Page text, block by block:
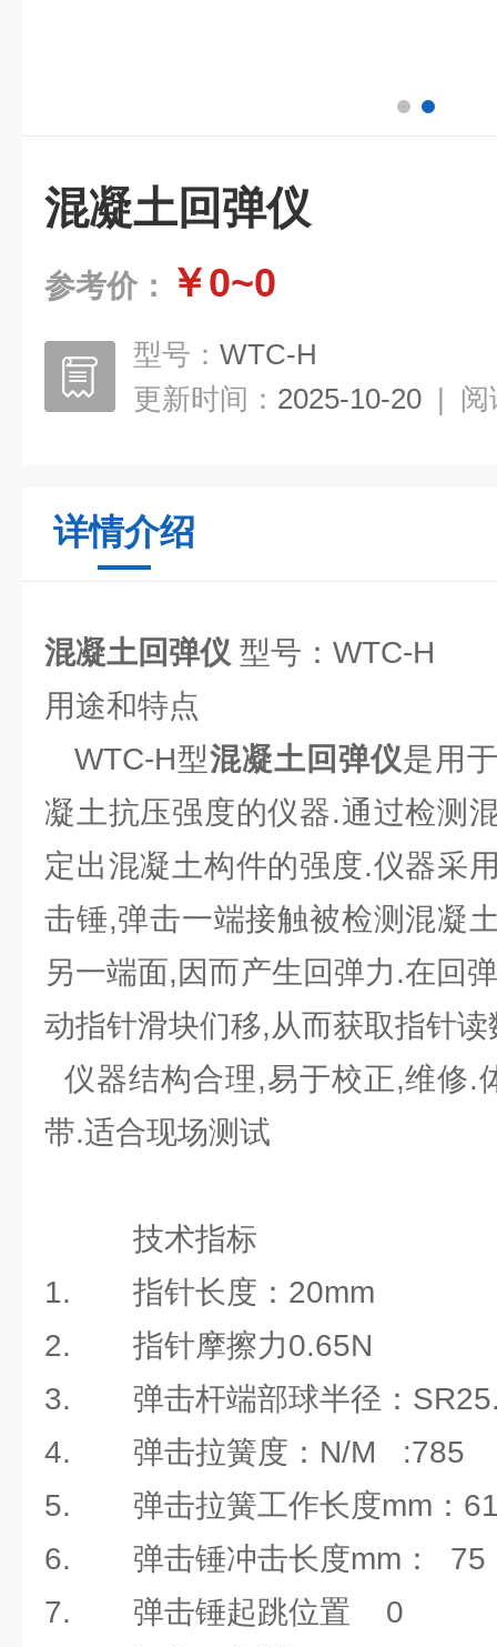
混凝土回弹仪
参考价： ￥0~0
型号： WTC-H
更新时间： 2025-10-20 | 阅
详情介绍
混凝土回弹仪 型号：WTC-H
用途和特点
WTC-H型混凝土回弹仪是用
凝土抗压强度的仪器.通过检测
定出混凝土构件的强度.仪器采
击锤,弹击一端接触被检测混凝
另一端面,因而产生回弹力.在回
动指针滑块们移,从而获取指针
仪器结构合理,易于校正,维修.
带.适合现场测试
技术指标
1. 指针长度：
2. 指针摩擦力
3. 弹击杆端部球半径：
4. 弹击拉簧度：N/M
5. 弹击拉簧工作长度mm
6. 弹击锤冲击长度mm
7. 弹击锤起跳位